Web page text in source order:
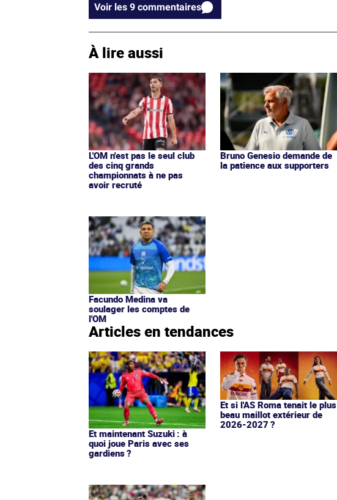
Voir les 9 commentaires
À lire aussi
L'OM n'est pas le seul club
des cinq grands
championnats à ne pas
avoir recruté
Bruno Genesio demande de
la patience aux supporters
Facundo Medina va
soulager les comptes de
l'OM
Articles en tendances
Et maintenant Suzuki : à
quoi joue Paris avec ses
gardiens ?
Et si l'AS Roma tenait le plus
beau maillot extérieur de
2026-2027 ?